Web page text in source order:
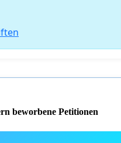
beworbene Petitionen